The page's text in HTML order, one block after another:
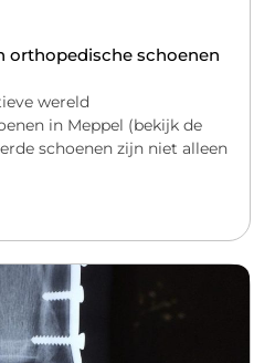
orthopedische schoenen
wereld
in Meppel (bekijk de
schoenen zijn niet alleen